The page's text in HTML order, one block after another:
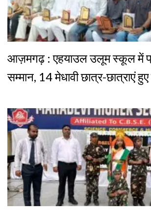
आज़मगढ़ : एहयाउल उलूम स्कूल में
सम्मान, 14 मेधावी छात्र-छात्राएं